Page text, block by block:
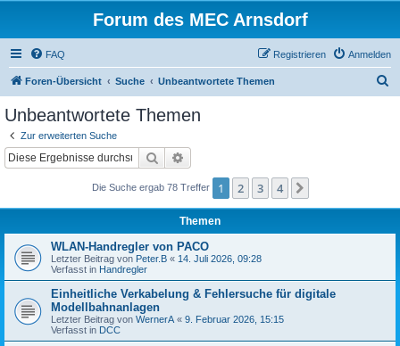
Forum des MEC Arnsdorf
FAQ Anmelden
Registrieren
Foren-Übersicht Suche Unbeantwortete Themen
Unbeantwortete Themen
Zur erweiterten Suche
Suche
Die Suche ergab 78 Treffer 1 2 3 4
Themen
WLAN-Handregler von PACO
Letzter Beitrag von Peter.B « 14. Juli 2026, 09:28
Verfasst in Handregler
Einheitliche Verkabelung & Fehlersuche für digitale
Modellbahnanlagen
Letzter Beitrag von WernerA « 9. Februar 2026, 15:15
Verfasst in DCC